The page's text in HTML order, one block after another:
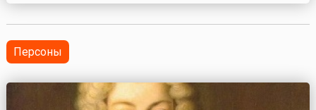
Персоны